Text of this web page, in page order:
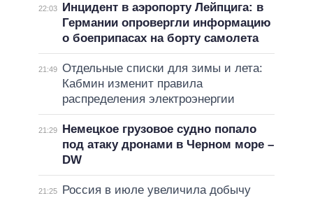
22:03
Инцидент в аэропорту Лейпцига: в
Германии опровергли информацию
о боеприпасах на борту самолета
21:49 Отдельные списки для зимы и лета:
Кабмин изменит правила
распределения электроэнергии
21:29
Немецкое грузовое судно попало
под атаку дронами в Черном море –
DW
21:25
Россия в июле увеличила добычу